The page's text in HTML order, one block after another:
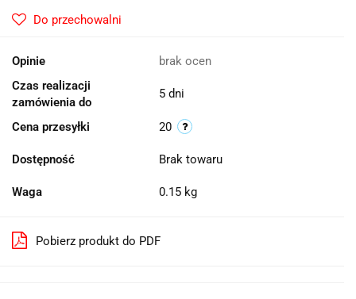
Do przechowalni
Opinie
brak ocen
Czas realizacji
zamówienia do
5 dni
Cena przesyłki 20
Dostępność Brak towaru
Waga 0.15 kg
Pobierz produkt do PDF